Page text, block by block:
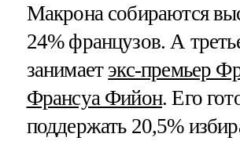
Макрона собираются
24% французов. А
занимает экс-премьер
Франсуа Фийон. Его
поддержать 20,5%